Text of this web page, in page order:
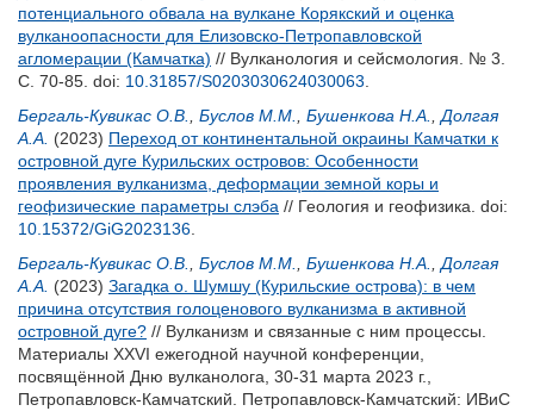
потенциального обвала на вулкане Корякский и оценка
вулканоопасности для Елизовско-Петропавловской
агломерации (Камчатка) // Вулканология и сейсмология. № 3.
С. 70-85. doi: 10.31857/S0203030624030063
Бергаль-Кувикас О.В.
Буслов М.М. Бушенкова Н.А.
Долгая
А.А. (2023) Переход от континентальной окраины Камчатки к
островной дуге Курильских островов: Особенности
проявления вулканизма, деформации земной коры и
геофизические параметры слэба // Геология и геофизика. doi:
10.15372/GiG2023136
Бергаль-Кувикас О.В.
Буслов М.М. Бушенкова Н.А.
Долгая
А.А. (2023) Загадка о. Шумшу (Курильские острова): в чем
причина отсутствия голоценового вулканизма в активной
островной дуге? // Вулканизм и связанные с ним процессы.
Материалы XXVI ежегодной научной конференции,
посвящённой Дню вулканолога, 30-31 марта 2023 г.,
Петропавловск-Камчатский. Петропавловск-Камчатский: ИВиС